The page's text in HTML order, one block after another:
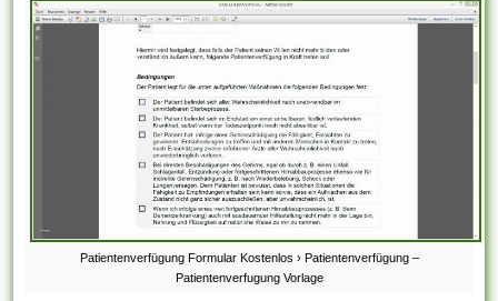
Patientenverfügung Formular Kostenlos › Patientenverfügung –
Patientenverfugung Vorlage